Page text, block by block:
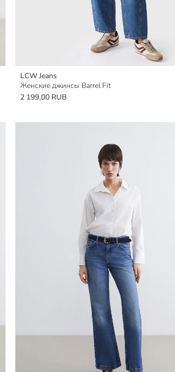
LCW Jeans
Женские джинсы Barrel Fit
2 199,00 RUB